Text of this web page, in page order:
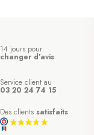
14 jours pour
changer d’avis
Service client au
03 20 24 74 15
Des clients satisfaits